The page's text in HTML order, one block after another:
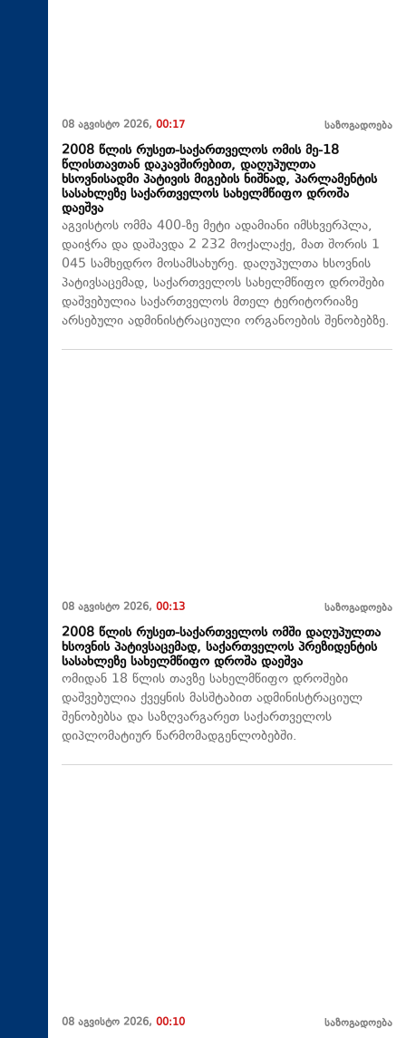
08 აგვისტო 2026, 00:17 საზოგადოება
2008 წლის რუსეთ-საქართველოს ომის მე-18
წლისთავთან დაკავშირებით, დაღუპულთა
ხსოვნისადმი პატივის მიგების ნიშნად, პარლამენტის
სასახლეზე საქართველოს სახელმწიფო დროშა
დაეშვა
აგვისტოს ომმა 400-ზე მეტი ადამიანი იმსხვერპლა,
დაიჭრა და დაშავდა 2 232 მოქალაქე, მათ შორის 1
045 სამხედრო მოსამსახურე. დაღუპულთა ხსოვნის
პატივსაცემად, საქართველოს სახელმწიფო დროშები
დაშვებულია საქართველოს მთელ ტერიტორიაზე
არსებული ადმინისტრაციული ორგანოების შენობებზე.
08 აგვისტო 2026, 00:13 საზოგადოება
2008 წლის რუსეთ-საქართველოს ომში დაღუპულთა
ხსოვნის პატივსაცემად, საქართველოს პრეზიდენტის
სასახლეზე სახელმწიფო დროშა დაეშვა
ომიდან 18 წლის თავზე სახელმწიფო დროშები
დაშვებულია ქვეყნის მასშტაბით ადმინისტრაციულ
შენობებსა და საზღვარგარეთ საქართველოს
დიპლომატიურ წარმომადგენლობებში.
08 აგვისტო 2026, 00:10 საზოგადოება